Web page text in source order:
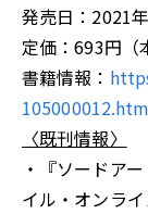
発売日：2021
定価：693円（
書籍情報：
〈既刊情報〉
・『ソードア
イル・オンラ